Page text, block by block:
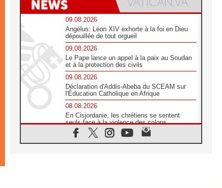
09.08.2026
Angélus: Léon XIV exhorte à la foi en Dieu
dépouillée de tout orgueil
09.08.2026
Le Pape lance un appel à la paix au Soudan
et à la protection des civils
09.08.2026
Déclaration d'Addis-Abeba du SCEAM sur
l'Éducation Catholique en Afrique
08.08.2026
En Cisjordanie, les chrétiens se sentent
seuls face à la violence des colons
08.08.2026
Léon XIV au sanctuaire de Notre Dame du